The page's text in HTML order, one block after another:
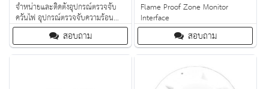
จำหน่ายและติดตั้งอุปกรณ์ตรวจจับ
ควันไฟ อุปกรณ์ตรวจจับความร้อน
อุปกรณ์แจ้งเหตุเพลิงไหม้ด้วยมือผู้ใช้
ซึ่งระบบสัญญาณเตือนไฟไหม้นี้จะ
ทำให้ผู้ที่อยู่ในอาคารสามารถรับรู้และ
สอบถาม
Flame Proof Zone Monitor
Interface
สอบถาม